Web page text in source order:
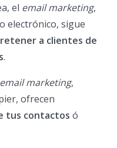
el email marketing,
electrónico, sigue
retener a clientes de
.
email marketing,
ofrecen
tus contactos ó